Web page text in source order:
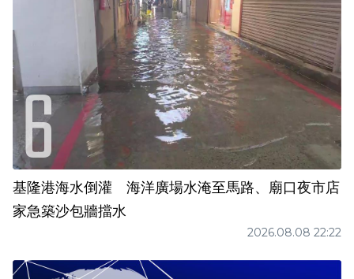
基隆港海水倒灌 海洋廣場水淹至馬路、廟口夜市店
家急築沙包牆擋水
2026.08.08 22:22